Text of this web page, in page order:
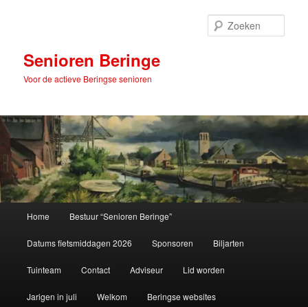
inhoudSenioren Beringe
Voor de actieve Beringse senioren
Home Bestuur “Senioren Beringe”
Datums fietsmiddagen 2026 Sponsoren Biljarten
Tuinteam Contact Adviseur Lid worden
Jarigen in juli Welkom Beringse websites